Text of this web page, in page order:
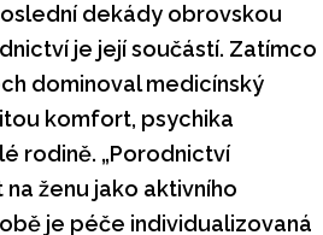
dekády obrovskou
je její součástí. Zatímco
dominoval medicínský
komfort, psychika
rodině. „Porodnictví
ženu jako aktivního
je péče individualizovaná